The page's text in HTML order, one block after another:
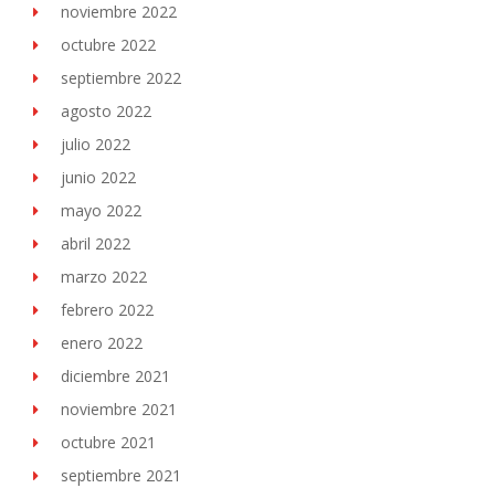
noviembre 2022
octubre 2022
septiembre 2022
agosto 2022
julio 2022
junio 2022
mayo 2022
abril 2022
marzo 2022
febrero 2022
enero 2022
diciembre 2021
noviembre 2021
octubre 2021
septiembre 2021